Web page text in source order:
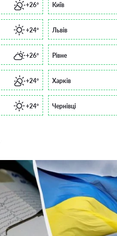
+26° Київ
+24° Львів
+26° Рівне
+24° Харків
+24° Чернівці